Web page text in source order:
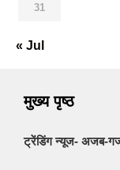
31
« Jul
मुख्य पृष्ठ
ट्रेंडिंग न्यूज- अजब-